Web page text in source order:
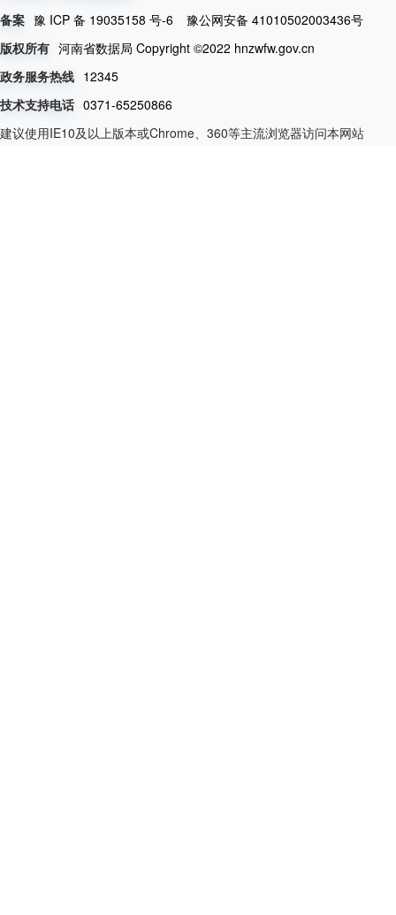
备案 豫 ICP 备 19035158 号-6 豫公网安备 41010502003436号
版权所有 河南省数据局 Copyright ©2022 hnzwfw.gov.cn
政务服务热线 12345
技术支持电话
0371-65250866
建议使用IE10及以上版本或Chrome、360等主流浏览器访问本网站